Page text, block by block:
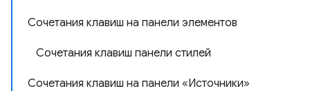
Сочетания клавиш на панели элементов
Сочетания клавиш панели стилей
Сочетания клавиш на панели «Источники»